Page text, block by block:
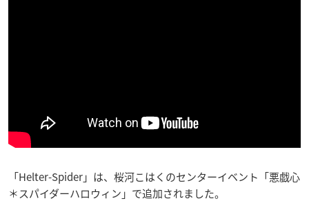
「Helter-Spider」は、桜河こはくのセンターイベント「悪戯心
＊スパイダーハロウィン」で追加されました。